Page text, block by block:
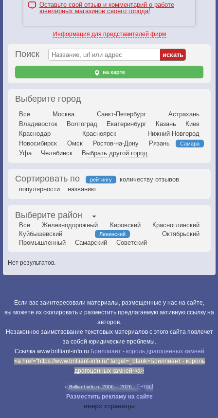
Оставьте свой отзыв и комментарий о работе
ювелирных магазинов своего города!
Информация для представителей фирм
Поиск
на карте
Выберите город
Все Москва Санкт-Петербург
Астрахань
Владивосток
Волгоград Екатеринбург Казань
Киев
Краснодар
Красноярск
Нижний Новгород
Новосибирск
Омск Ростов-на-Дону Рязань Самара
Уфа Челябинск Выбрать другой город
Сортировать по рейтингу
количеству отзывов
популярности
названию
Выберите район
Все Железнодорожный Кировский
Красноглинский
Куйбышевский
Ленинский
Октябрьский
Промышленный
Самарский Советский
Нет результатов.
Если вас заинтересовали материалы, размещенные у нас на сайте,
вы можете их скопировать и разместить предлагаемую активную ссылку на
авторов.
Незаконное заимствование текстовых материалов с этого сайта повлечет
за собой юридические проблемы.
Cсылка www.brilliant-info.ru Бриллиант - король драгоценных камней
<a href="https://www.brilliant-info.ru" target=_blank>Бриллиант - король
драгоценных камней</a>
c Brilliant-info.ru 2006— 2026 E-mail
Разместить рекламу на сайте
вверх страницы